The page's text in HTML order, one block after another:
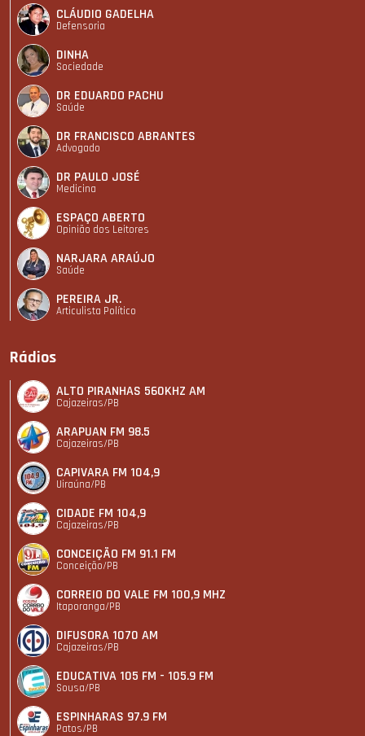
CLÁUDIO GADELHA
Defensoria
DINHA
Sociedade
DR EDUARDO PACHU
Saúde
DR FRANCISCO ABRANTES
Advogado
DR PAULO JOSÉ
Medicina
ESPAÇO ABERTO
Opinião dos Leitores
NARJARA ARAÚJO
Saúde
PEREIRA JR.
Articulista Polí­tico
Rádios
ALTO PIRANHAS 560KHZ AM
Cajazeiras/PB
ARAPUAN FM 98.5
Cajazeiras/PB
CAPIVARA FM 104,9
Uiraúna/PB
CIDADE FM 104,9
Cajazeiras/PB
CONCEIÇÃO FM 91.1 FM
Conceição/PB
CORREIO DO VALE FM 100,9 MHZ
Itaporanga/PB
DIFUSORA 1070 AM
Cajazeiras/PB
EDUCATIVA 105 FM - 105.9 FM
Sousa/PB
ESPINHARAS 97.9 FM
Patos/PB